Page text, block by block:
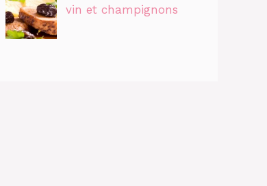
vin et champignons